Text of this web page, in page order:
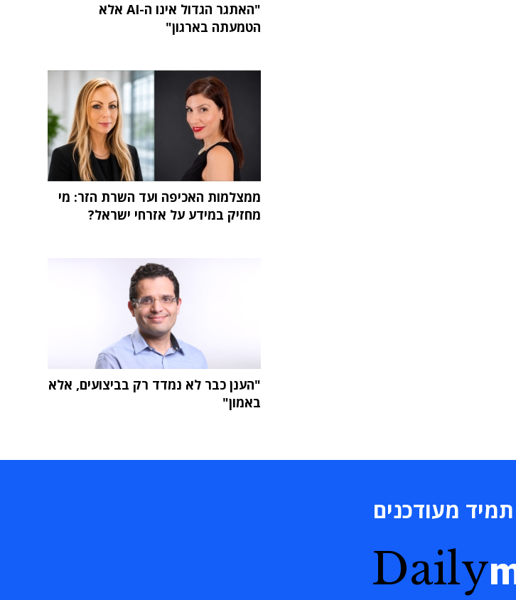
"האתגר הגדול אינו ה-AI אלא
הטמעתה בארגון"
ממצלמות האכיפה ועד השרת הזר: מי
מחזיק במידע על אזרחי ישראל?
"הענן כבר לא נמדד רק בביצועים, אלא
באמון"
מעודכנים
Daily